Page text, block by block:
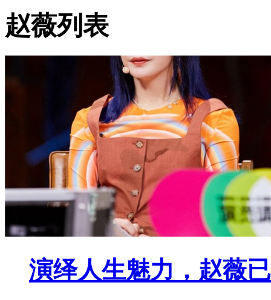
赵薇列表
演绎人生魅力，赵薇